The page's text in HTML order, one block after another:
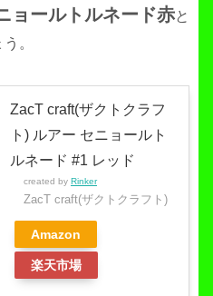
ョールトルネード赤と
。
ZacT craft(ザクトクラフ
ト) ルアー セニョールト
ルネード #1 レッド
created by Rinker
ZacT craft(ザクトクラフト)
Amazon
楽天市場